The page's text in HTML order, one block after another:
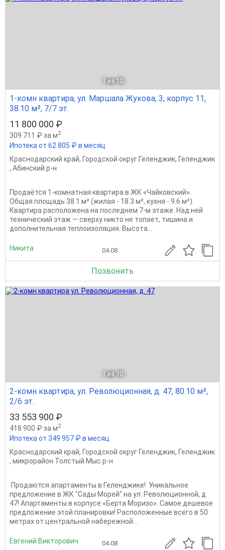
1 из 10
1-комн квартира, ул. Маршала Жукова, 3, корпус 11,
38.10 м², 7/7 эт.
11 800 000 ₽
309 711 ₽ за м2
Ипотека от 62 805 ₽ в месяц
Краснодарский край, Городской округ Геленджик, Геленджик
, Абинский р-н
Продаётся 1-комнатная квартира в ЖК «Чайковский».
Общая площадь 38.1 м² (жилая - 18.3 м², кухня - 9.6 м²).
Квартира расположена на последнем 7-м этаже. Над ней
технический этаж — сверху никто не топает, тишина и
дополнительная теплоизоляция. Высота...
Никита 04.08
Позвонить
1 из 10
2-комн квартира, ул. Революционная, д. 47, 80.10 м²,
2/6 эт.
33 553 900 ₽
418 900 ₽ за м2
Ипотека от 349 957 ₽ в месяц
Краснодарский край, Городской округ Геленджик, Геленджик
, микрорайон Толстый Мыс р-н
️ Продаются апартаменты в Геленджике! ️ Уникальное
предложение в ЖК "Сады Морей" на ул. Революционной, д.
47! Апартаменты в корпусе «Берта Моризо». Самое дешевое
предложение этой планировки! Расположенные всего в 50
метрах от центральной набережной...
Евгений Викторович 04.08